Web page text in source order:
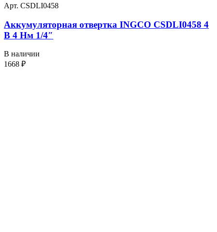
Арт. CSDLI0458
Аккумуляторная отвертка INGCO CSDLI0458 4
В 4 Нм 1/4″
В наличии
1668 ₽